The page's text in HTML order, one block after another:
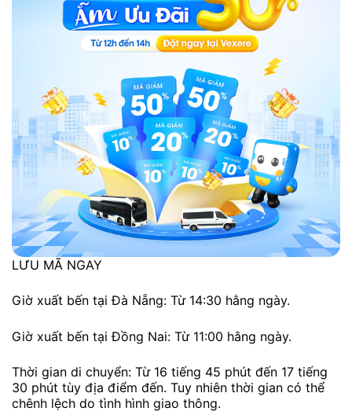
LƯU MÃ NGAY
Giờ xuất bến tại Đà Nẵng: Từ 14:30 hằng ngày.
Giờ xuất bến tại Đồng Nai: Từ 11:00 hằng ngày.
Thời gian di chuyển: Từ 16 tiếng 45 phút đến 17 tiếng
30 phút tùy địa điểm đến. Tuy nhiên thời gian có thể
chênh lệch do tình hình giao thông.